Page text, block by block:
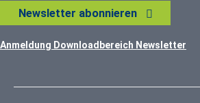
Newsletter abonnieren
Anmeldung Downloadbereich Newsletter